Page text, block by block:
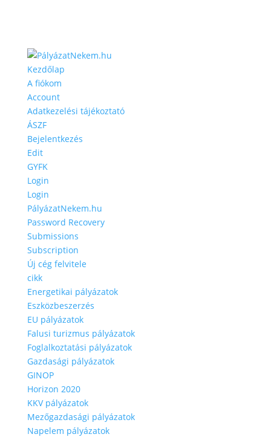
Kezdőlap
A fiókom
Account
Adatkezelési tájékoztató
ÁSZF
Bejelentkezés
Edit
GYFK
Login
Login
PályázatNekem.hu
Password Recovery
Submissions
Subscription
Új cég felvitele
cikk
Energetikai pályázatok
Eszközbeszerzés
EU pályázatok
Falusi turizmus pályázatok
Foglalkoztatási pályázatok
Gazdasági pályázatok
GINOP
Horizon 2020
KKV pályázatok
Mezőgazdasági pályázatok
Napelem pályázatok